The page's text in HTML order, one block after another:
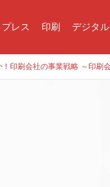
レス 印刷 デジタ
印刷会社の事業戦略 ～印刷